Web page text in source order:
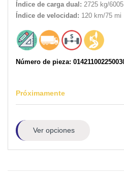
Índice de carga dual: 2725 kg/
Índice de velocidad: 120 km/75 mi
Número de pieza:
Próximamente
Ver opciones